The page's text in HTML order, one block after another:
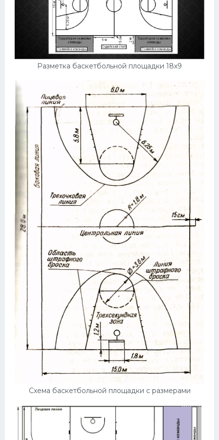
Разметка баскетбольной площадки 18х9
Схема баскетбольной площадки с размерами